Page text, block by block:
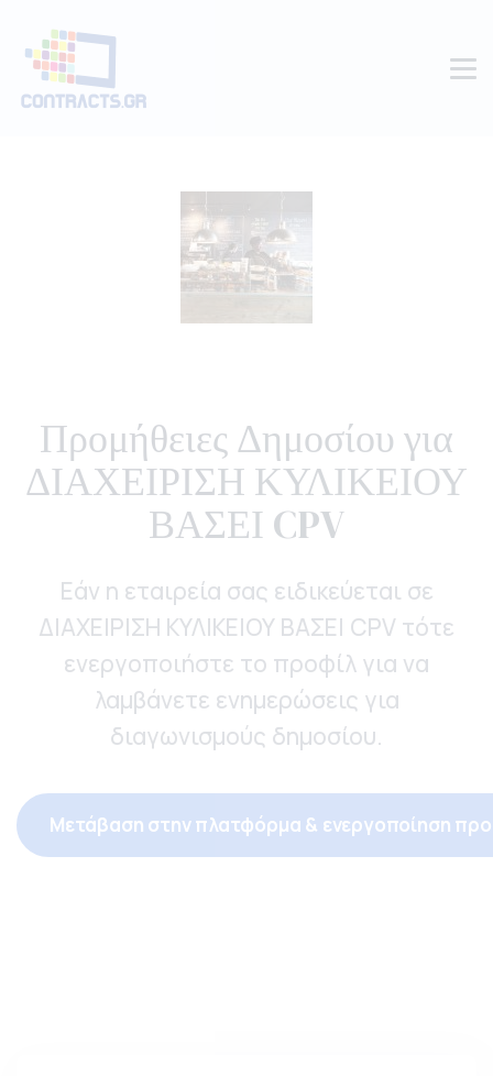
Προμήθειες Δημοσίου για
ΔΙΑΧΕΙΡΙΣΗ ΚΥΛΙΚΕΙΟΥ
ΒΑΣΕΙ CPV
Εάν η εταιρεία σας ειδικεύεται σε
ΔΙΑΧΕΙΡΙΣΗ ΚΥΛΙΚΕΙΟΥ ΒΑΣΕΙ CPV τότε
ενεργοποιήστε το προφίλ για να
λαμβάνετε ενημερώσεις για
διαγωνισμούς δημοσίου.
Μετάβαση στην πλατφόρμα & ενεργοποίηση